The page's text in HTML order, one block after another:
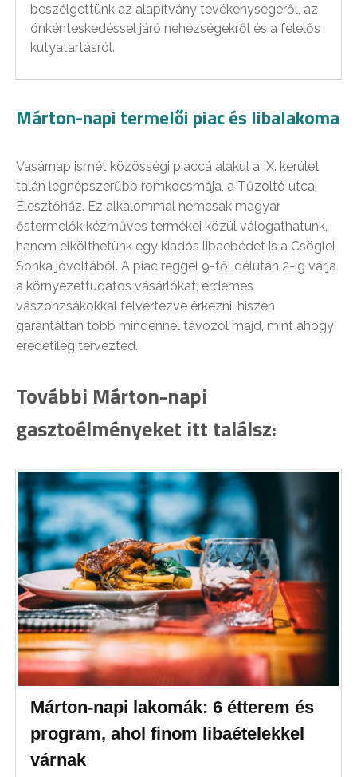
beszélgettünk az alapítvány tevékenységéről, az
önkénteskedéssel járó nehézségekről és a felelős
kutyatartásról.
Márton-napi termelői piac és libalakoma
Vasárnap ismét közösségi piaccá alakul a IX. kerület
talán legnépszerűbb romkocsmája, a Tűzoltó utcai
Élesztőház. Ez alkalommal nemcsak magyar
őstermelők kézműves termékei közül válogathatunk,
hanem elkölthetünk egy kiadós libaebédet is a Csöglei
Sonka jóvoltából. A piac reggel 9-től délután 2-ig várja
a környezettudatos vásárlókat, érdemes
vászonzsákokkal felvértezve érkezni, hiszen
garantáltan több mindennel távozol majd, mint ahogy
eredetileg tervezted.
További Márton-napi
gasztoélményeket itt találsz:
Márton-napi lakomák: 6 étterem és
program, ahol finom libaételekkel
várnak